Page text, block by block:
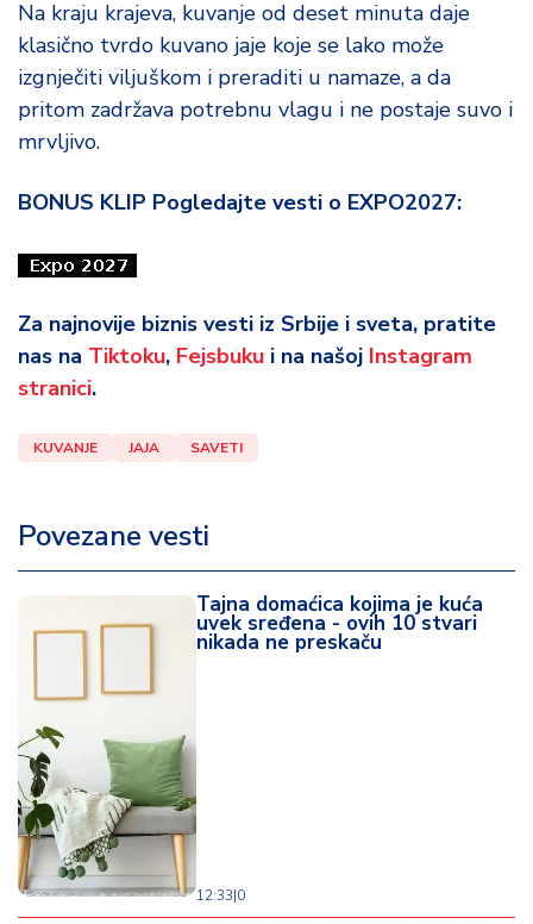
Na kraju krajeva, kuvanje od deset minuta daje
klasično tvrdo kuvano jaje koje se lako može
izgnječiti viljuškom i preraditi u namaze, a da
pritom zadržava potrebnu vlagu i ne postaje suvo i
mrvljivo.
BONUS KLIP Pogledajte vesti o EXPO2027:
Za najnovije biznis vesti iz Srbije i sveta, pratite
nas na Tiktoku, Fejsbuku i na našoj Instagram
stranici.
KUVANJE JAJA SAVETI
Povezane vesti
Tajna domaćica kojima je kuća
uvek sređena - ovih 10 stvari
nikada ne preskaču
12:33|0